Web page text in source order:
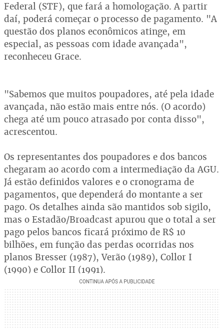
Federal (STF), que fará a homologação. A partir
daí, poderá começar o processo de pagamento. "A
questão dos planos econômicos atinge, em
especial, as pessoas com idade avançada",
reconheceu Grace.
"Sabemos que muitos poupadores, até pela idade
avançada, não estão mais entre nós. (O acordo)
chega até um pouco atrasado por conta disso",
acrescentou.
Os representantes dos poupadores e dos bancos
chegaram ao acordo com a intermediação da AGU.
Já estão definidos valores e o cronograma de
pagamentos, que dependerá do montante a ser
pago. Os detalhes ainda são mantidos sob sigilo,
mas o Estadão/Broadcast apurou que o total a ser
pago pelos bancos ficará próximo de R$ 10
bilhões, em função das perdas ocorridas nos
planos Bresser (1987), Verão (1989), Collor I
(1990) e Collor II (1991).